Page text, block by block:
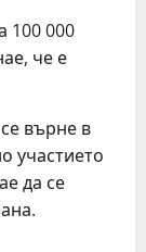
100 000
че е
върне в
участието
да се